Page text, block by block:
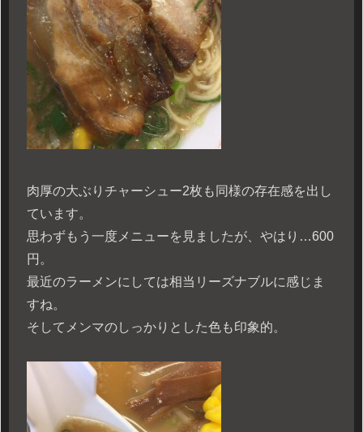
肉厚の大ぶりチャーシュー2枚も同様の存在感を出し
ています。
思わずもう一度メニューを見ましたが、やはり…600
円。
最近のラーメンにしては相当リーズナブルに感じま
すね。
そしてメンマのしっかりとした色も印象的。